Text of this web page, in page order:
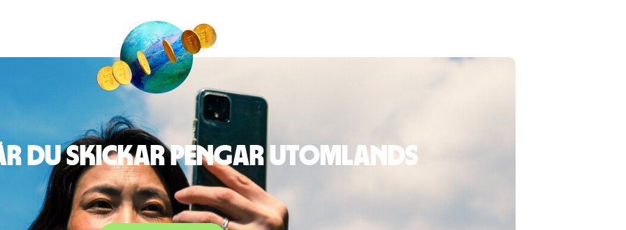
du skickar pengar utomlands